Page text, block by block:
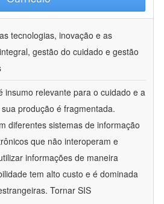
tecnologias, inovação e as
gestão do cuidado e gestão
insumo relevante para o cuidado e a
produção é fragmentada.
diferentes sistemas de informação
que não interoperam e
informações de maneira
tem alto custo e é dominada
Tornar SIS